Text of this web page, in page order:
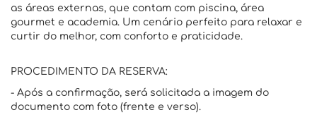
as áreas externas, que contam com piscina, área
gourmet e academia. Um cenário perfeito para relaxar e
curtir do melhor, com conforto e praticidade.
PROCEDIMENTO DA RESERVA:
- Após a confirmação, será solicitada a imagem do
documento com foto (frente e verso).